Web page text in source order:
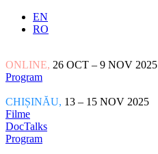
EN
RO
ONLINE, 26 OCT – 9 NOV 2025
Program
CHIȘINĂU, 13 – 15 NOV 2025
Filme
DocTalks
Program